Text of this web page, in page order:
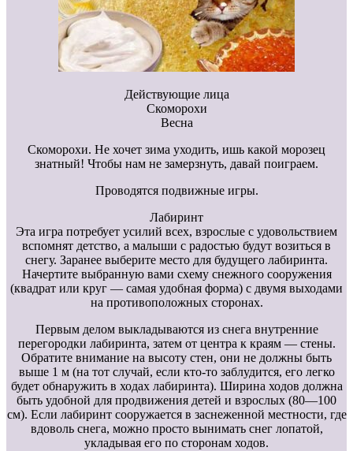
Действующие лица
Скоморохи
Весна
Скоморохи. Не хочет зима уходить, ишь какой морозец
знатный! Чтобы нам не замерзнуть, давай поиграем.
Проводятся подвижные игры.
Лабиринт
Эта игра потребует усилий всех, взрослые с удовольствием
вспомнят детство, а малыши с радостью будут возиться в
снегу. Заранее выберите место для будущего лабиринта.
Начертите выбранную вами схему снежного сооружения
(квадрат или круг — самая удобная форма) с двумя выходами
на противоположных сторонах.
Первым делом выкладываются из снега внутренние
перегородки лабиринта, затем от центра к краям — стены.
Обратите внимание на высоту стен, они не должны быть
выше 1 м (на тот случай, если кто-то заблудится, его легко
будет обнаружить в ходах лабиринта). Ширина ходов должна
быть удобной для продвижения детей и взрослых (80—100
см). Если лабиринт сооружается в заснеженной местности, где
вдоволь снега, можно просто вынимать снег лопатой,
укладывая его по сторонам ходов.